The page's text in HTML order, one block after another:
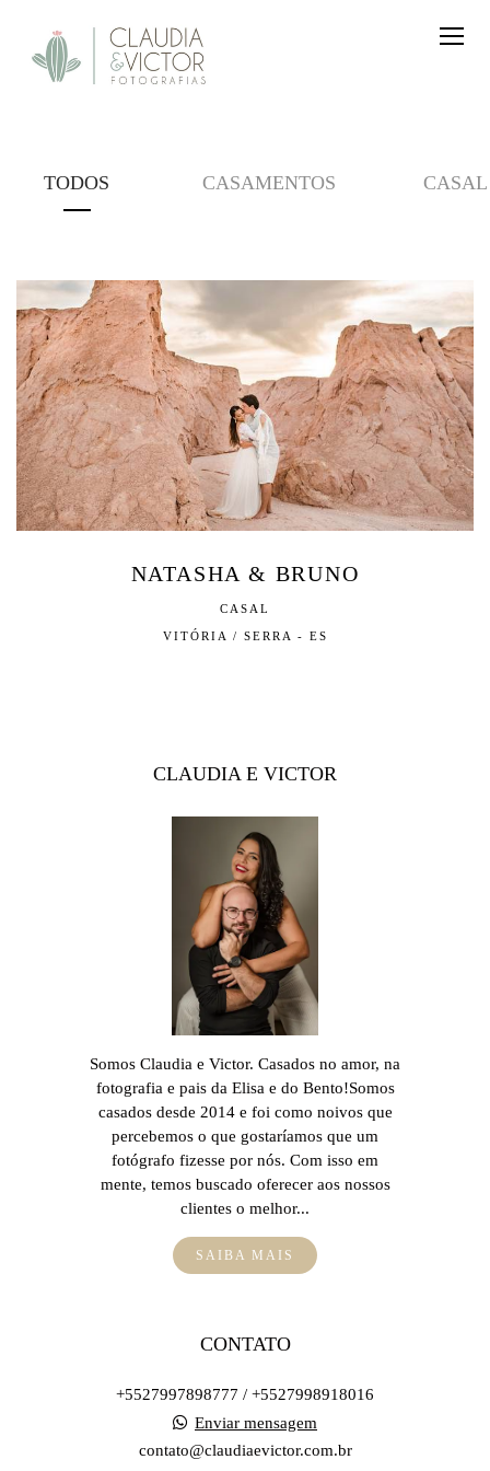
TODOS CASAMENTOS CASAL
NATASHA & BRUNO
CASAL
VITÓRIA / SERRA - ES
CLAUDIA E VICTOR
Somos Claudia e Victor. Casados no amor, na
fotografia e pais da Elisa e do Bento!Somos
casados desde 2014 e foi como noivos que
percebemos o que gostaríamos que um
fotógrafo fizesse por nós. Com isso em
mente, temos buscado oferecer aos nossos
clientes o melhor...
SAIBA MAIS
CONTATO
+5527997898777 / +5527998918016
Enviar mensagem
contato@claudiaevictor.com.br